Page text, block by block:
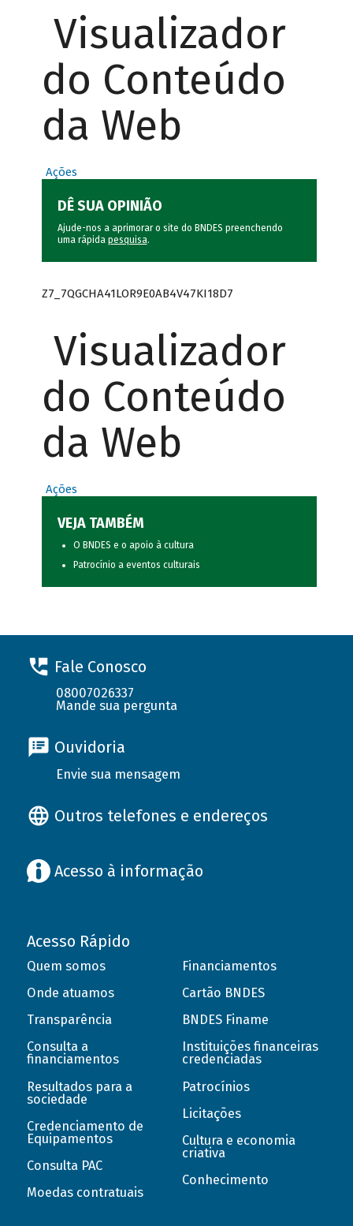
Visualizador
do Conteúdo
da Web
Ações
DÊ SUA OPINIÃO
Ajude-nos a aprimorar o site do BNDES preenchendo
uma rápida pesquisa.
Z7_7QGCHA41LOR9E0AB4V47KI18D7
Visualizador
do Conteúdo
da Web
Ações
VEJA TAMBÉM
O BNDES e o apoio à cultura
Patrocínio a eventos culturais
Fale Conosco
08007026337
Mande sua pergunta
Ouvidoria
Envie sua mensagem
Outros telefones e endereços
Acesso à informação
Acesso Rápido
Quem somos
Onde atuamos
Transparência
Consulta a
financiamentos
Resultados para a
sociedade
Credenciamento de
Equipamentos
Consulta PAC
Moedas contratuais
Financiamentos
Cartão BNDES
BNDES Finame
Instituições financeiras
credenciadas
Patrocínios
Licitações
Cultura e economia
criativa
Conhecimento